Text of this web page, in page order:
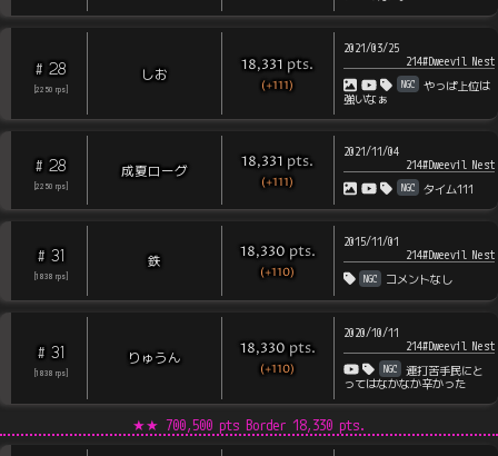
# 28
2250 rps
しお 18,331 pts.
(+111)
2021/03/25
214#Dweevil Nest
NGC
やっぱ上位は
強いなぁ
# 28
2250 rps
成夏ローグ 18,331 pts.
(+111)
2021/11/04
214#Dweevil Nest
NGC タイム111
# 31
1838 rps
鉄 18,330 pts.
(+110)
2015/11/01
214#Dweevil Nest
NGC コメントなし
# 31
1838 rps
りゅうん 18,330 pts.
(+110)
2020/10/11
214#Dweevil Nest
NGC
連打苦手民にと
ってはなかなか辛かった
★★ 700,500 pts Border 18,330 pts.